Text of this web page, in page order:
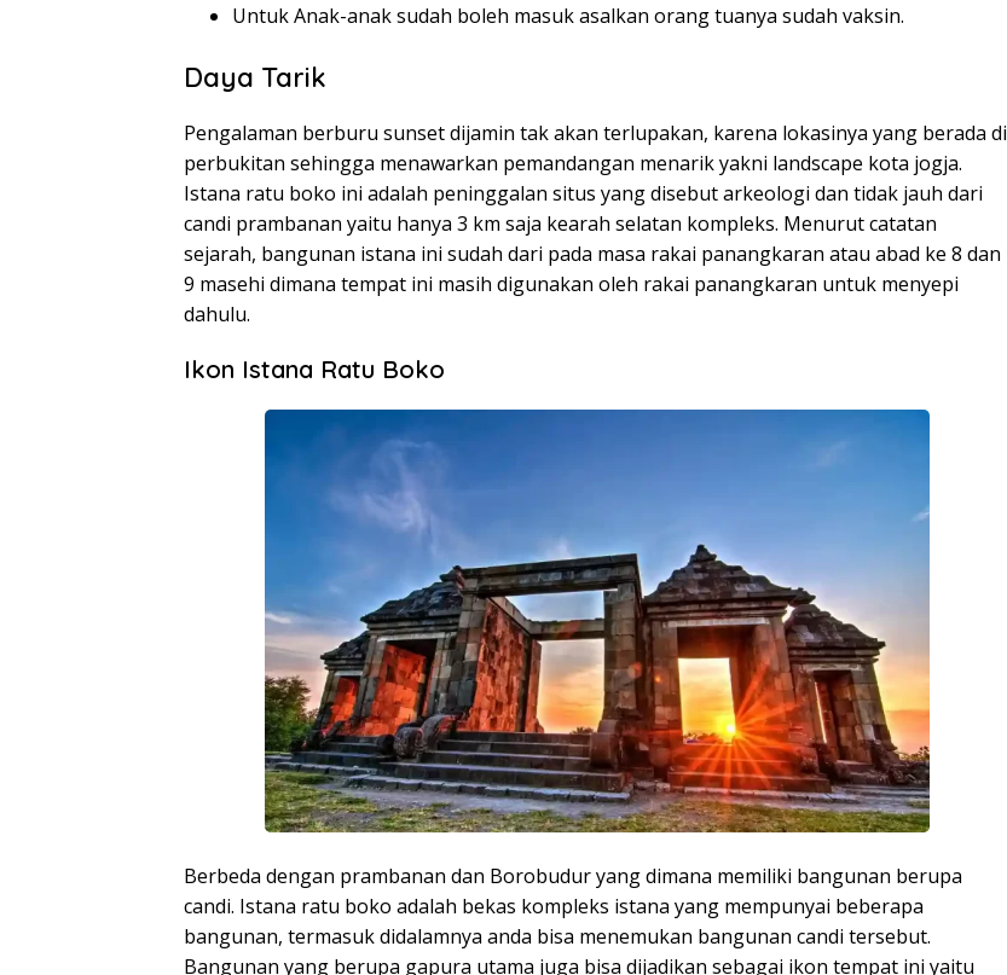
Untuk Anak-anak sudah boleh masuk asalkan orang tuanya sudah vaksin.
Daya Tarik
Pengalaman berburu sunset dijamin tak akan terlupakan, karena lokasinya yang berada di
perbukitan sehingga menawarkan pemandangan menarik yakni landscape kota jogja.
Istana ratu boko ini adalah peninggalan situs yang disebut arkeologi dan tidak jauh dari
candi prambanan yaitu hanya 3 km saja kearah selatan kompleks. Menurut catatan
sejarah, bangunan istana ini sudah dari pada masa rakai panangkaran atau abad ke 8 dan
9 masehi dimana tempat ini masih digunakan oleh rakai panangkaran untuk menyepi
dahulu.
Ikon Istana Ratu Boko
Berbeda dengan prambanan dan Borobudur yang dimana memiliki bangunan berupa
candi. Istana ratu boko adalah bekas kompleks istana yang mempunyai beberapa
bangunan, termasuk didalamnya anda bisa menemukan bangunan candi tersebut.
Bangunan yang berupa gapura utama juga bisa dijadikan sebagai ikon tempat ini yaitu